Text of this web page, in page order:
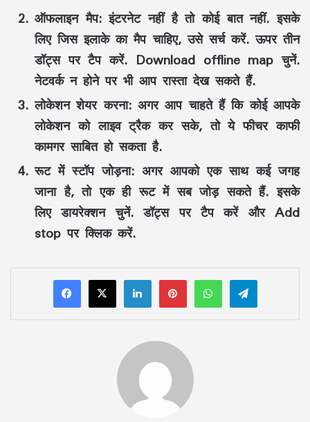
ऑफलाइन मैप:इंटरनेट नहीं है तो कोई बात नहीं. इसके
लिए जिस इलाके का मैप चाहिए, उसे सर्च करें. ऊपर तीन
डॉट्स पर टैप करें. Download offline map चुनें.
नेटवर्क न होने पर भी आप रास्ता देख सकते हैं.
लोकेशन शेयर करना:अगर आप चाहते हैं कि कोई आपके
लोकेशन को लाइव ट्रैक कर सके, तो ये फीचर काफी
कामगर साबित हो सकता है.
रूट में स्टॉप जोड़ना: अगर आपको एक साथ कई जगह
जाना है, तो एक ही रूट में सब जोड़ सकते हैं. इसके
लिए डायरेक्शन चुनें. डॉट्स पर टैप करें और Add
stop पर क्लिक करें.
LinkedInPinterestWhatsAppTelegram